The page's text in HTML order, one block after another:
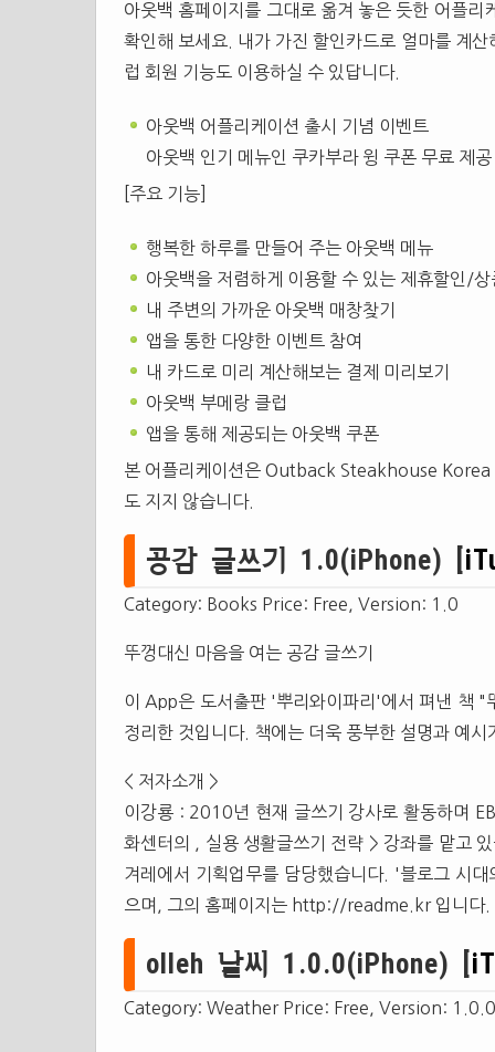
아웃백 홈페이지를 그대로 옮겨 놓은 듯한 어플
확인해 보세요. 내가 가진 할인카드로 얼마를 계
럽 회원 기능도 이용하실 수 있답니다.
아웃백 어플리케이션 출시 기념 이벤트
아웃백 인기 메뉴인 쿠카부라 윙 쿠폰 무료 제공
[주요 기능]
행복한 하루를 만들어 주는 아웃백 메뉴
아웃백을 저렴하게 이용할 수 있는 제휴할인/상
내 주변의 가까운 아웃백 매창찾기
앱을 통한 다양한 이벤트 참여
내 카드로 미리 계산해보는 결제 미리보기
아웃백 부메랑 클럽
앱을 통해 제공되는 아웃백 쿠폰
본 어플리케이션은 Outback Steakhouse Korea
도 지지 않습니다.
공감 글쓰기 1.0(iPhone) [
Category: Books Price: Free, Version: 1.0
뚜껑대신 마음을 여는 공감 글쓰기
이 App은 도서출판 '뿌리와이파리'에서 펴낸 책 "
정리한 것입니다. 책에는 더욱 풍부한 설명과 예시
< 저자소개 >
이강룡 : 2010년 현재 글쓰기 강사로 활동하며
화센터의 , 실용 생활글쓰기 전략 > 강좌를 맡고
겨레에서 기획업무를 담당했습니다. '블로그 시
으며, 그의 홈페이지는 http://readme.kr 입니다.
olleh 날씨 1.0.0(iPhone) [
Category: Weather Price: Free, Version: 1.0.0